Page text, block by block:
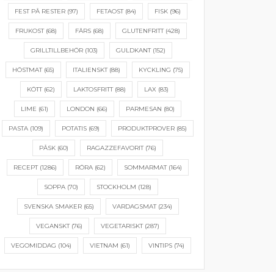
FEST PÅ RESTER (97) FETAOST(84) FISK (96)
FRUKOST(68) FÄRS (68) GLUTENFRITT(428)
GRILLTILLBEHÖR(103) GULDKANT(152)
HÖSTMAT(65) ITALIENSKT(88) KYCKLING (75)
KÖTT(62) LAKTOSFRITT(88) LAX (83)
LIME (61) LONDON (66) PARMESAN (80)
PASTA (109) POTATIS (69) PRODUKTPROVER (85)
PÅSK (60) RAGAZZEFAVORIT(76)
RECEPT(1286) RÖRA (62) SOMMARMAT(164)
SOPPA (70) STOCKHOLM (128)
SVENSKA SMAKER(65) VARDAGSMAT(234)
VEGANSKT(76) VEGETARISKT(287)
VEGOMIDDAG (104) VIETNAM (61) VINTIPS (74)